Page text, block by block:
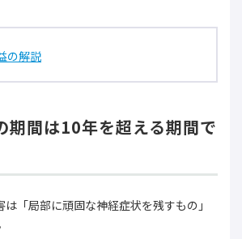
の解説
期間は10年を超える期間で
「局部に頑固な神経症状を残すもの」